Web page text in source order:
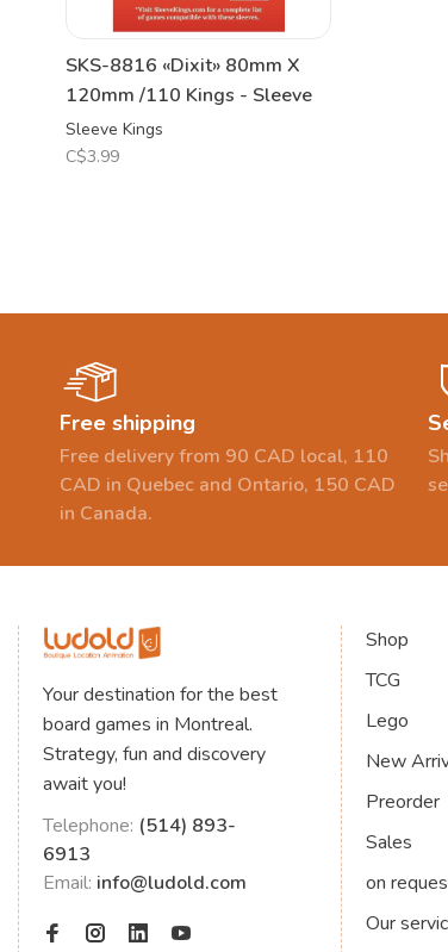
SKS-8816 «Dixit» 80mm X
120mm /110 Kings - Sleeve
Sleeve Kings
C$3.99
Free shipping
Free delivery from 90 CAD local, 110
CAD in Quebec and Ontario, 150 CAD
in Canada.
Your destination for the best
board games in Montreal.
Strategy, fun and discovery
await you!
Telephone: (514) 893-
6913
Email: info@ludold.com
Shop
TCG
Lego
New
Preorder
Sales
on
Our